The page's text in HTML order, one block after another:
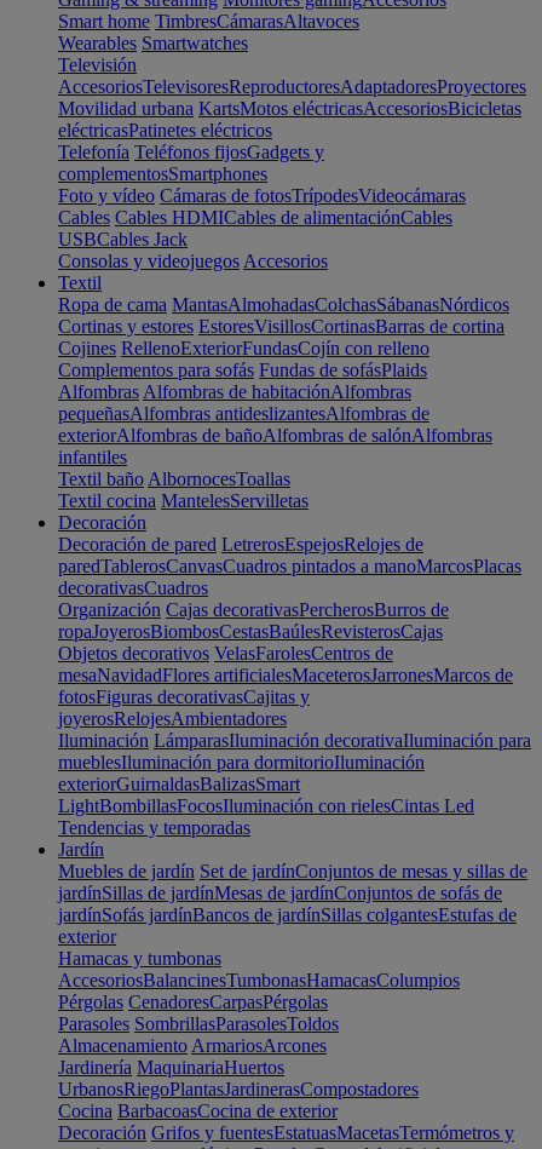
Smart home TimbresCámarasAltavoces
Wearables Smartwatches
Televisión
AccesoriosTelevisoresReproductoresAdaptadoresProyectores
Movilidad urbana KartsMotos eléctricasAccesoriosBicicletas
eléctricasPatinetes eléctricos
Telefonía Teléfonos fijosGadgets y
complementosSmartphones
Foto y vídeo Cámaras de fotosTrípodesVideocámaras
Cables Cables HDMICables de alimentaciónCables
USBCables Jack
Consolas y videojuegos Accesorios
Textil
Ropa de cama MantasAlmohadasColchasSábanasNórdicos
Cortinas y estores EstoresVisillosCortinasBarras de cortina
Cojines RellenoExteriorFundasCojín con relleno
Complementos para sofás Fundas de sofásPlaids
Alfombras Alfombras de habitaciónAlfombras
pequeñasAlfombras antideslizantesAlfombras de
exteriorAlfombras de bañoAlfombras de salónAlfombras
infantiles
Textil baño AlbornocesToallas
Textil cocina MantelesServilletas
Decoración
Decoración de pared LetrerosEspejosRelojes de
paredTablerosCanvasCuadros pintados a manoMarcosPlacas
decorativasCuadros
Organización Cajas decorativasPercherosBurros de
ropaJoyerosBiombosCestasBaúlesRevisterosCajas
Objetos decorativos VelasFarolesCentros de
mesaNavidadFlores artificialesMaceterosJarronesMarcos de
fotosFiguras decorativasCajitas y
joyerosRelojesAmbientadores
Iluminación LámparasIluminación decorativaIluminación para
mueblesIluminación para dormitorioIluminación
exteriorGuirnaldasBalizasSmart
LightBombillasFocosIluminación con rielesCintas Led
Tendencias y temporadas
Jardín
Muebles de jardín Set de jardínConjuntos de mesas y sillas de
jardínSillas de jardínMesas de jardínConjuntos de sofás de
jardínSofás jardínBancos de jardínSillas colgantesEstufas de
exterior
Hamacas y tumbonas
AccesoriosBalancinesTumbonasHamacasColumpios
Pérgolas CenadoresCarpasPérgolas
Parasoles SombrillasParasolesToldos
Almacenamiento ArmariosArcones
Jardinería MaquinariaHuertos
UrbanosRiegoPlantasJardinerasCompostadores
Cocina BarbacoasCocina de exterior
Decoración Grifos y fuentesEstatuasMacetasTermómetros y